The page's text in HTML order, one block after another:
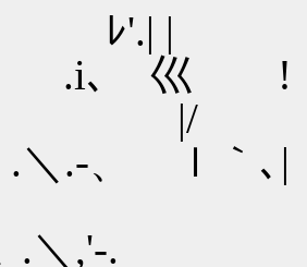
| /´
､ 巛 ! ,
.´
.＼.-、 ｌ
.＼,'-.